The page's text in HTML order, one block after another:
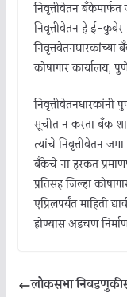
निवृत्तीवेतन
निवृत्तीवेतन हे ई-कुबेर
निवृत्तवेतनधारकांच्या
कोषागार कार्यालय,
निवृत्तीवेतनधारकांनी
सूचीत न करता बँक
त्यांचे निवृत्तीवेतन
बँकेचे ना हरकत
प्रतिसह जिल्हा
एप्रिलपर्यंत माहिती
होण्यास अडचण
लोकसभा